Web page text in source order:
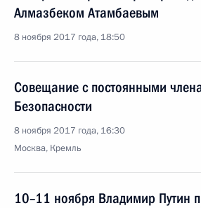
Алмазбеком Атамбаевым
8 ноября 2017 года, 18:50
Совещание с постоянными
Безопасности
8 ноября 2017 года, 16:30
Москва, Кремль
10–11 ноября Владимир Путин